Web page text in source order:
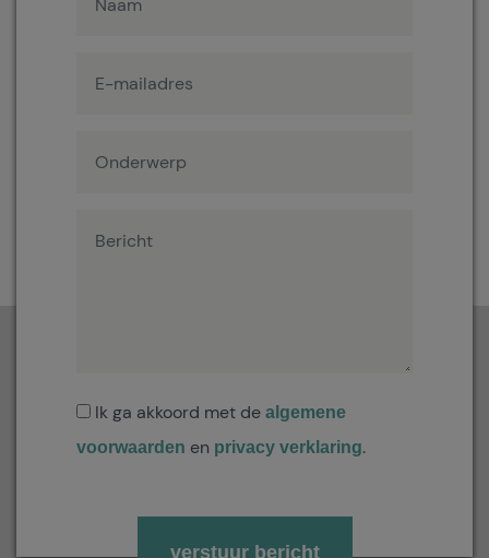
Ik ga akkoord met de algemene
voorwaarden en privacy verklaring.